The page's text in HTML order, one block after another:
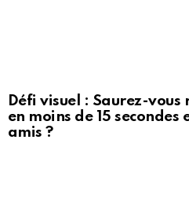
Défi visuel : Saurez-vous
en moins de 15
amis ?